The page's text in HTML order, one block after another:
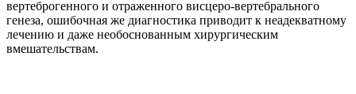
вертеброгенного и отраженного висцеро-вертебрального
генеза, ошибочная же диагностика приводит к неадекватному
лечению и даже необоснованным хирургическим
вмешательствам.